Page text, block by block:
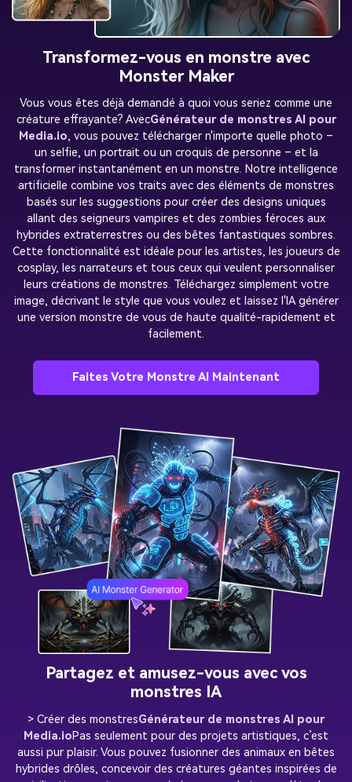
Transformez-vous en monstre avec
Monster Maker
Vous vous êtes déjà demandé à quoi vous seriez comme une
créature effrayante? AvecGénérateur de monstres AI pour
Media.io, vous pouvez télécharger n'importe quelle photo –
un selfie, un portrait ou un croquis de personne – et la
transformer instantanément en un monstre. Notre intelligence
artificielle combine vos traits avec des éléments de monstres
basés sur les suggestions pour créer des designs uniques
allant des seigneurs vampires et des zombies féroces aux
hybrides extraterrestres ou des bêtes fantastiques sombres.
Cette fonctionnalité est idéale pour les artistes, les joueurs de
cosplay, les narrateurs et tous ceux qui veulent personnaliser
leurs créations de monstres. Téléchargez simplement votre
image, décrivant le style que vous voulez et laissez l'IA générer
une version monstre de vous de haute qualité-rapidement et
facilement.
Faites Votre Monstre AI Maintenant
Partagez et amusez-vous avec vos
monstres IA
> Créer des monstresGénérateur de monstres AI pour
Media.ioPas seulement pour des projets artistiques, c’est
aussi pur plaisir. Vous pouvez fusionner des animaux en bêtes
hybrides drôles, concevoir des créatures géantes inspirées de